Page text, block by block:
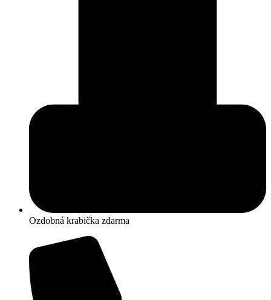
Ozdobná krabička zdarma